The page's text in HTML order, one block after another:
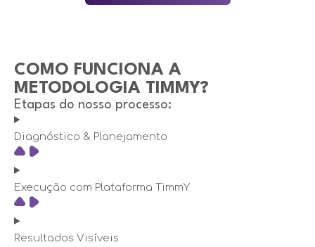
COMO FUNCIONA A
METODOLOGIA TIMMY?
Etapas do nosso processo:
Diagnóstico & Planejamento
Execução com Plataforma TimmY
Resultados Visíveis